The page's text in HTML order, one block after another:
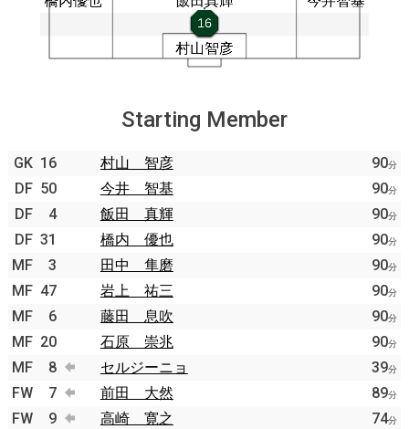
Starting Member
GK 16 村山 智彦 90分
DF 50 今井 智基 90分
DF 4 飯田 真輝 90分
DF 31 橋内 優也 90分
MF 3 田中 隼磨 90分
MF 47 岩上 祐三 90分
MF 6 藤田 息吹 90分
MF 20 石原 崇兆 90分
MF 8 セルジーニョ 39分
FW 7 前田 大然 89分
FW 9 高崎 寛之 74分